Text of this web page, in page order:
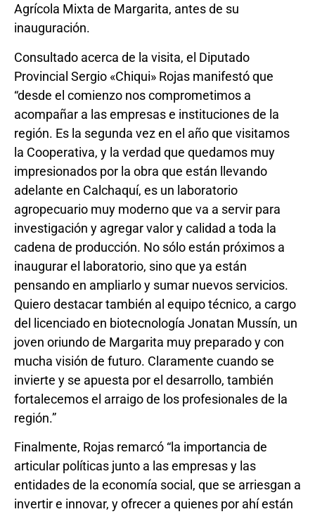
Agrícola Mixta de Margarita, antes de su
inauguración.
Consultado acerca de la visita, el Diputado
Provincial Sergio «Chiqui» Rojas manifestó que
“desde el comienzo nos comprometimos a
acompañar a las empresas e instituciones de la
región. Es la segunda vez en el año que visitamos
la Cooperativa, y la verdad que quedamos muy
impresionados por la obra que están llevando
adelante en Calchaquí, es un laboratorio
agropecuario muy moderno que va a servir para
investigación y agregar valor y calidad a toda la
cadena de producción. No sólo están próximos a
inaugurar el laboratorio, sino que ya están
pensando en ampliarlo y sumar nuevos servicios.
Quiero destacar también al equipo técnico, a cargo
del licenciado en biotecnología Jonatan Mussín, un
joven oriundo de Margarita muy preparado y con
mucha visión de futuro. Claramente cuando se
invierte y se apuesta por el desarrollo, también
fortalecemos el arraigo de los profesionales de la
región.”
Finalmente, Rojas remarcó “la importancia de
articular políticas junto a las empresas y las
entidades de la economía social, que se arriesgan a
invertir e innovar, y ofrecer a quienes por ahí están